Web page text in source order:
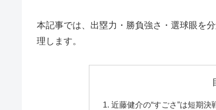
本記事では、出塁力・勝負強さ・選球眼を
理します。
近藤健介の“すごさ”は短期決